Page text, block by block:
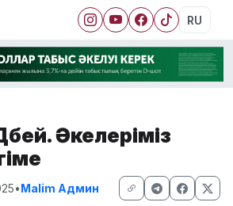
RU
Әкелеріміз
•Malim Админ